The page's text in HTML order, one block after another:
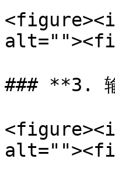
### **3.